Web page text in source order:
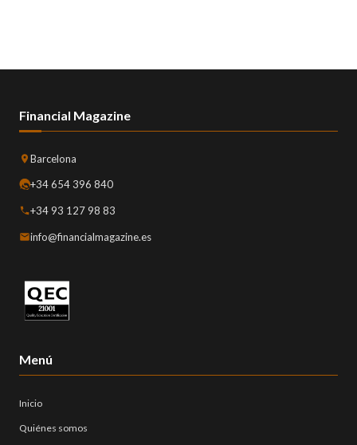
Financial Magazine
Barcelona
+34 654 396 840
+34 93 127 98 83
info@financialmagazine.es
Menú
Inicio
Quiénes somos